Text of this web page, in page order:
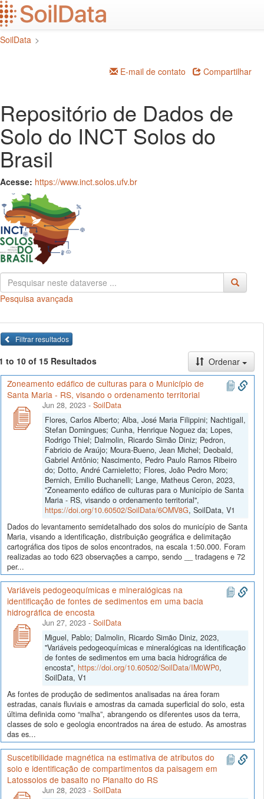
Ir
para
o
conteúdo
SoilData >
E-mail de contato Compartilhar
Repositório de Dados de
Solo do INCT Solos do
Brasil
Acesse: https://www.inct.solos.ufv.br
Pesquisa avançada
Filtrar resultados
to 10 of 15 Resultados
Ordenar
Zoneamento edáfico de culturas para o Município de
Santa Maria - RS, visando o ordenamento territorial
Jun 28, 2023 - SoilData
Flores, Carlos Alberto; Alba, José Maria Filippini; Nachtigall,
Stefan Domingues; Cunha, Henrique Noguez da; Lopes,
Rodrigo Thiel; Dalmolin, Ricardo Simão Diniz; Pedron,
Fabricio de Araújo; Moura-Bueno, Jean Michel; Deobald,
Gabriel Antônio; Nascimento, Pedro Paulo Ramos Ribeiro
do; Dotto, André Carnieletto; Flores, João Pedro Moro;
Bernich, Emilio Buchanelli; Lange, Matheus Ceron, 2023,
"Zoneamento edáfico de culturas para o Município de Santa
Maria - RS, visando o ordenamento territorial",
https://doi.org/10.60502/SoilData/6OMV8G, SoilData, V1
Dados do levantamento semidetalhado dos solos do município de Santa
Maria, visando a identificação, distribuição geográfica e delimitação
cartográfica dos tipos de solos encontrados, na escala 1:50.000. Foram
realizadas ao todo 623 observações a campo, sendo __ tradagens e 72
per...
Variáveis pedogeoquímicas e mineralógicas na
identificação de fontes de sedimentos em uma bacia
hidrográfica de encosta
Jun 27, 2023 - SoilData
Miguel, Pablo; Dalmolin, Ricardo Simão Diniz, 2023,
"Variáveis pedogeoquímicas e mineralógicas na identificação
de fontes de sedimentos em uma bacia hidrográfica de
encosta", https://doi.org/10.60502/SoilData/IM0WP0,
SoilData, V1
As fontes de produção de sedimentos analisadas na área foram
estradas, canais fluviais e amostras da camada superficial do solo, esta
última definida como “malha”, abrangendo os diferentes usos da terra,
classes de solo e geologia encontrados na área de estudo. As amostras
das es...
Suscetibilidade magnética na estimativa de atributos do
solo e identificação de compartimentos da paisagem em
Latossolos de basalto no Planalto do RS
Jun 28, 2023 - SoilData